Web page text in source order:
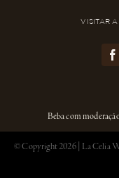
VISITAR
Beba com
© Copyright2026 | La Celia